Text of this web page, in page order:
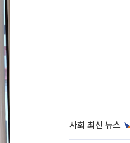
사회 최신 뉴스